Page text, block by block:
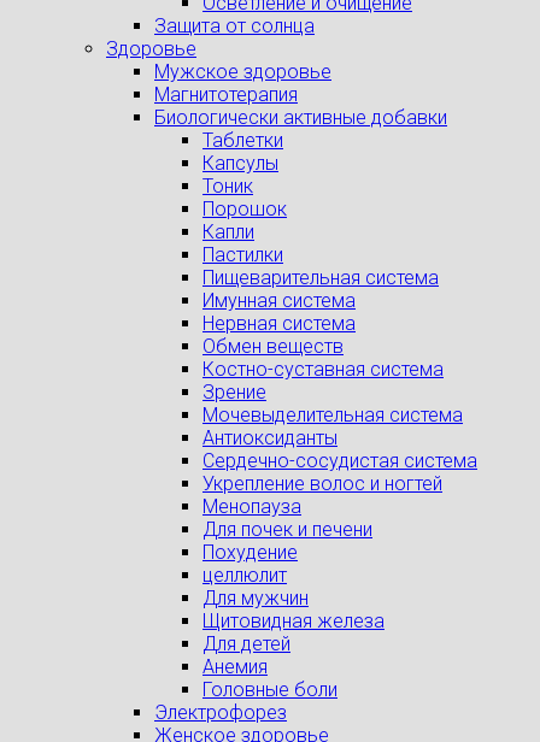
Защита от солнца
Здоровье
Мужское здоровье
Магнитотерапия
Биологически активные добавки
Таблетки
Капсулы
Тоник
Порошок
Капли
Пастилки
Пищеварительная система
Имунная система
Нервная система
Обмен веществ
Костно-суставная система
Зрение
Мочевыделительная система
Антиоксиданты
Сердечно-сосудистая система
Укрепление волос и ногтей
Менопауза
Для почек и печени
Похудение
целлюлит
Для мужчин
Щитовидная железа
Для детей
Анемия
Головные боли
Электрофорез
Женское здоровье